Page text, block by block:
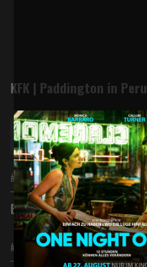
KFK | Paddington in Peru
Kinderferienkino
Inklusive Slushy im 0,4 L Becher
#Abenteuer #Komödie #Familie
Evil Dead Burn
#Horror